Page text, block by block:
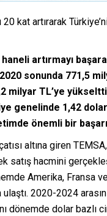
kat artırarak
artırmayı
sonunda 771,5
milyar TL’ye
genelinde 1,42
önemli bir
altına giren
satış hacmini
Amerika, Fransa
2020-2024
dönemde dolar bazlı